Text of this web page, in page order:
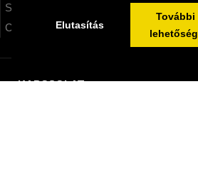
Elutasítás
További
Szállítási információk
Cofidis expressz online áruhitel
KAPCSOLAT